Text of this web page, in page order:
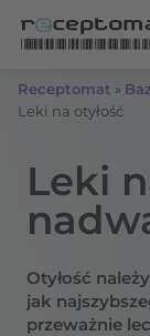
Receptomat »
Leki na otyłość
Leki
Otyłość
jak
przeważnie